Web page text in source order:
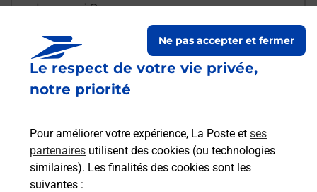
Le respect de votre vie privée,
notre priorité
Pour améliorer votre expérience, La Poste et ses
partenaires utilisent des cookies (ou technologies
similaires). Les finalités des cookies sont les
suivantes :
Ne pas accepter et fermer
chez moi ?
Est-il possible d’acheter un
emballage directement depuis un
bureau de Poste ?
Comment demander une
modification de livraison ?